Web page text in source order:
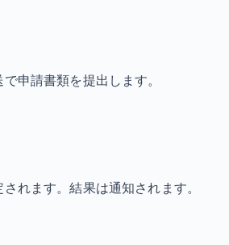
申請書類を提出します。
れます。結果は通知されます。